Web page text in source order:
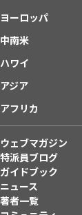
ヨーロッパ
中南米
ハワイ
アジア
アフリカ
ウェブマガジン
特派員ブログ
ガイドブック
ニュース
著者一覧